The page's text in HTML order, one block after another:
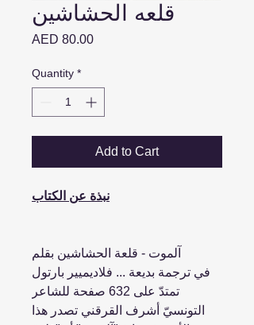
قلعه الحشاشين
AED 80.00Price
Quantity *
Add to Cart
نبذة عن الكتاب
آلموت - قلعة الحشاشين بقلم
فلاديميير بارتول‎ ... في ترجمة بديعة
تمتدّ على 632 صفحة للشاعر
التونسيّ أشرف القرقني تصدر هذا